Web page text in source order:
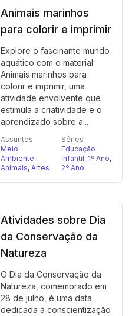
Animais marinhos
para colorir e imprimir
Explore o fascinante mundo
aquático com o material
Animais marinhos para
colorir e imprimir, uma
atividade envolvente que
estimula a criatividade e o
aprendizado sobre a...
Assuntos
Meio
Ambiente,
Animais, Artes
Séries
Educação
Infantil, 1º Ano,
2º Ano
Atividades sobre Dia
da Conservação da
Natureza
O Dia da Conservação da
Natureza, comemorado em
28 de julho, é uma data
dedicada à conscientização